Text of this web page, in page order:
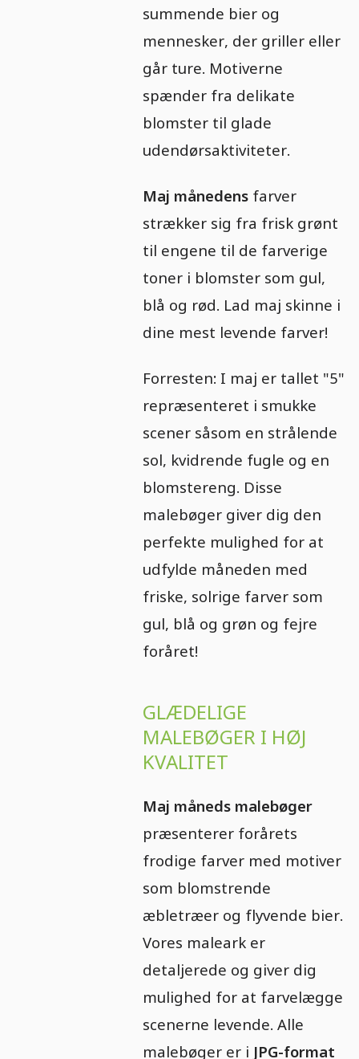
summende bier og
mennesker, der griller eller
går ture. Motiverne
spænder fra delikate
blomster til glade
udendørsaktiviteter.
Maj månedens farver
strækker sig fra frisk grønt
til engene til de farverige
toner i blomster som gul,
blå og rød. Lad maj skinne i
dine mest levende farver!
Forresten: I maj er tallet "5"
repræsenteret i smukke
scener såsom en strålende
sol, kvidrende fugle og en
blomstereng. Disse
malebøger giver dig den
perfekte mulighed for at
udfylde måneden med
friske, solrige farver som
gul, blå og grøn og fejre
foråret!
GLÆDELIGE
MALEBØGER I HØJ
KVALITET
Maj måneds malebøger
præsenterer forårets
frodige farver med motiver
som blomstrende
æbletræer og flyvende bier.
Vores maleark er
detaljerede og giver dig
mulighed for at farvelægge
scenerne levende. Alle
malebøger er i JPG-format